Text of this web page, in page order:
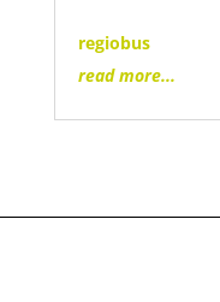
regiobus
read more...